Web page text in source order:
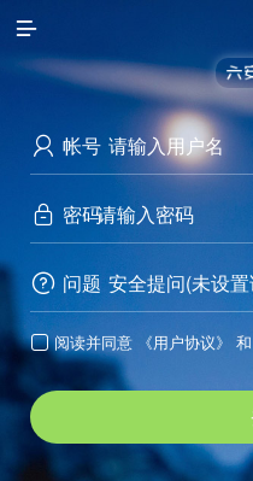

 帐号
 密码
 问题 安全提问(未设
 阅读并同意 《用户协议》 和